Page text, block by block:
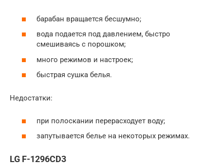
барабан вращается бесшумно;
вода подается под давлением, быстро
смешиваясь с порошком;
много режимов и настроек;
быстрая сушка белья.
Недостатки:
при полоскании перерасходует воду;
запутывается белье на некоторых режимах.
LG F-1296CD3